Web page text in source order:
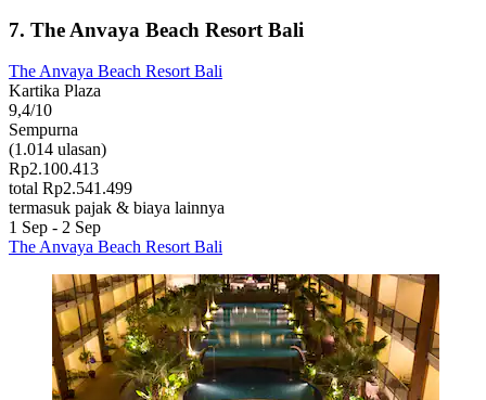
7. The Anvaya Beach Resort Bali
The Anvaya Beach Resort Bali
Kartika Plaza
9,4/10
Sempurna
(1.014 ulasan)
Rp2.100.413
total Rp2.541.499
termasuk pajak & biaya lainnya
1 Sep - 2 Sep
The Anvaya Beach Resort Bali